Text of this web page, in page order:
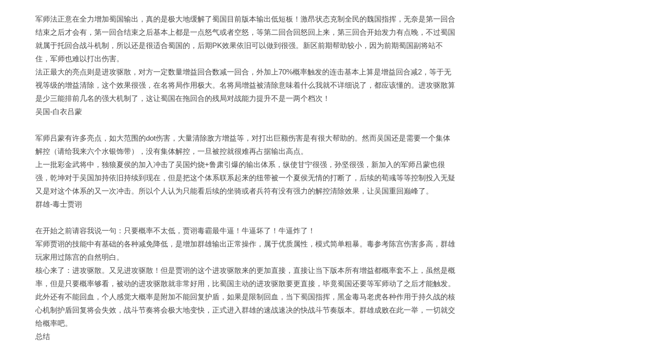
军师法正意在全力增加蜀国输出，真的是极大地缓解了蜀国目前版本输出低短板！激昂状态克制全民的魏国指挥，无奈是第一回合
结束之后才会有，第一回合结束之后基本上都是一点怒气或者空怒，等第二回合回怒回上来，第三回合开始发力有点晚，不过蜀国
就属于托回合战斗机制，所以还是很适合蜀国的，后期PK效果依旧可以做到很强。新区前期帮助较小，因为前期蜀国副将站不
住，军师也难以打出伤害。
法正最大的亮点则是进攻驱散，对方一定数量增益回合数减一回合，外加上70%概率触发的连击基本上算是增益回合减2，等于无
视等级的增益清除，这个效果很强，在名将局作用极大。名将局增益被清除意味着什么我就不详细说了，都应该懂的。进攻驱散算
是少三能排前几名的强大机制了，这让蜀国在拖回合的残局对战能力提升不是一两个档次！
吴国-白衣吕蒙
军师吕蒙有许多亮点，如大范围的dot伤害，大量清除敌方增益等，对打出巨额伤害是有很大帮助的。然而吴国还是需要一个集体
解控（请给我来六个水银饰带），没有集体解控，一旦被控就很难再占据输出高点。
上一批彩金武将中，独狼夏侯的加入冲击了吴国灼烧+鲁肃引爆的输出体系，纵使甘宁很强，孙坚很强，新加入的军师吕蒙也很
强，乾坤对于吴国加持依旧持续到现在，但是把这个体系联系起来的纽带被一个夏侯无情的打断了，后续的荀彧等等控制投入无疑
又是对这个体系的又一次冲击。所以个人认为只能看后续的坐骑或者兵符有没有强力的解控清除效果，让吴国重回巅峰了。
群雄-毒士贾诩
在开始之前请容我说一句：只要概率不太低，贾诩毒霸最牛逼！牛逼坏了！牛逼炸了！
军师贾诩的技能中有基础的各种减免降低，是增加群雄输出正常操作，属于优质属性，模式简单粗暴。毒参考陈宫伤害多高，群雄
玩家用过陈宫的自然明白。
核心来了：进攻驱散。又见进攻驱散！但是贾诩的这个进攻驱散来的更加直接，直接让当下版本所有增益都概率套不上，虽然是概
率，但是只要概率够看，被动的进攻驱散就非常好用，比蜀国主动的进攻驱散要更直接，毕竟蜀国还要等军师动了之后才能触发。
此外还有不能回血，个人感觉大概率是附加不能回复护盾，如果是限制回血，当下蜀国指挥，黑金毒马老虎各种作用于持久战的核
心机制护盾回复将会失效，战斗节奏将会极大地变快，正式进入群雄的速战速决的快战斗节奏版本。群雄成败在此一举，一切就交
给概率吧。
总结